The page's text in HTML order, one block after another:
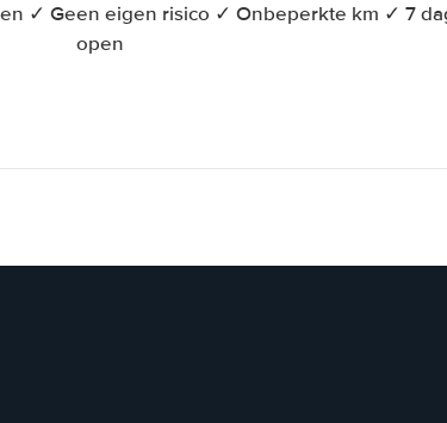
✓ Geen eigen risico ✓ Onbeperkte km ✓ 7
open